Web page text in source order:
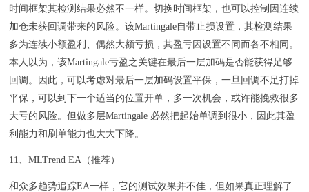
时间框架其检测结果必然不一样。切换时间框架，也可以控制因连续
加仓未获回调带来的风险。该Martingale自带止损设置，其检测结果
多为连续小额盈利、偶然大额亏损，其盈亏因设置不同而各不相同。
本人以为，该Martingale亏盈之关键在最后一层加码是否能获得足够
回调。因此，可以考虑对最后一层加码设置平保，一旦回调不足打掉
平保，可以到下一个适当的位置开单，多一次机会，或许能挽救很多
大亏的风险。但做多层Martingale 必然把起始单调到很小，因此其盈
利能力和刷单能力也大大下降。
11、MLTrend EA（推荐）
和众多趋势追踪EA一样，它的测试效果并不佳，但如果真正理解了